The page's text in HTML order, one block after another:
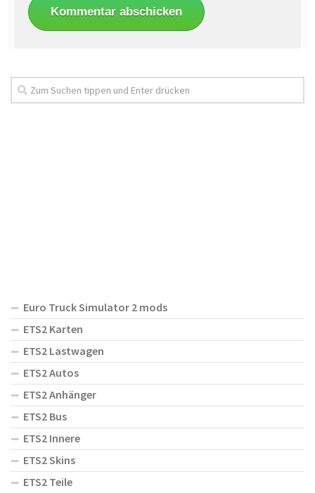
Euro Truck Simulator 2 mods
ETS2 Karten
ETS2 Lastwagen
ETS2 Autos
ETS2 Anhänger
ETS2 Bus
ETS2 Innere
ETS2 Skins
ETS2 Teile